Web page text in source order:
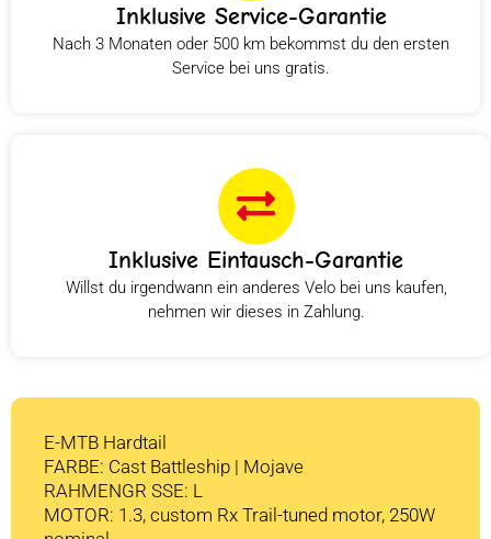
Inklusive Service-Garantie
Nach 3 Monaten oder 500 km bekommst du den ersten
Service bei uns gratis.
Inklusive Eintausch-Garantie
Willst du irgendwann ein anderes Velo bei uns kaufen,
nehmen wir dieses in Zahlung.
E-MTB Hardtail
FARBE: Cast Battleship | Mojave
RAHMENGR SSE: L
MOTOR: 1.3, custom Rx Trail-tuned motor, 250W